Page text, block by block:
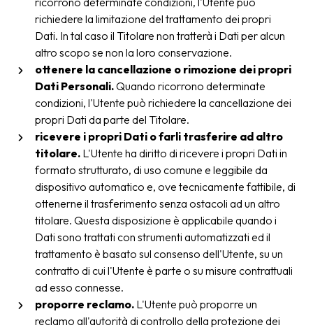
richiedere la limitazione del trattamento dei propri
Dati. In tal caso il Titolare non tratterà i Dati per alcun
altro scopo se non la loro conservazione.
ottenere la cancellazione o rimozione dei propri
Dati Personali.Quando ricorrono determinate
condizioni, l'Utente può richiedere la cancellazione dei
propri Dati da parte del Titolare.
ricevere i propri Dati o farli trasferire ad altro
titolare. L'Utente ha diritto di ricevere i propri Dati in
formato strutturato, di uso comune e leggibile da
dispositivo automatico e, ove tecnicamente fattibile, di
ottenerne il trasferimento senza ostacoli ad un altro
titolare. Questa disposizione è applicabile quando i
Dati sono trattati con strumenti automatizzati ed il
trattamento è basato sul consenso dell'Utente, su un
contratto di cui l'Utente è parte o su misure contrattuali
ad esso connesse.
proporre reclamo. L'Utente può proporre un
reclamo all'autorità di controllo della protezione dei